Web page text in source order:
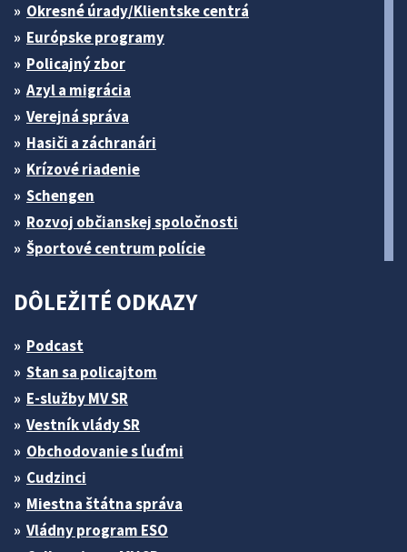
Okresné úrady/Klientske centrá
Európske programy
Policajný zbor
Azyl a migrácia
Verejná správa
Hasiči a záchranári
Krízové riadenie
Schengen
Rozvoj občianskej spoločnosti
Športové centrum polície
DÔLEŽITÉ ODKAZY
Podcast
Stan sa policajtom
E-služby MV SR
Vestník vlády SR
Obchodovanie s ľuďmi
Cudzinci
Miestna štátna správa
Vládny program ESO